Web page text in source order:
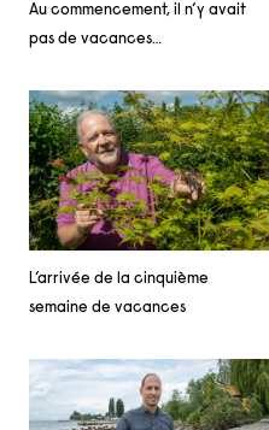
Au commencement, il n’y avait
pas de vacances…
L’arrivée de la cinquième
semaine de vacances